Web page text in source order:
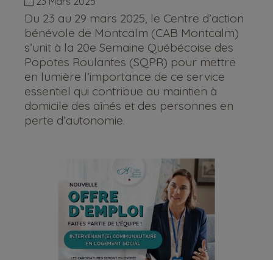
Du 23 au 29 mars 2025, le Centre d’action
bénévole de Montcalm (CAB Montcalm)
s’unit à la 20e Semaine Québécoise des
Popotes Roulantes (SQPR) pour mettre
en lumière l’importance de ce service
essentiel qui contribue au maintien à
domicile des aînés et des personnes en
perte d’autonomie.